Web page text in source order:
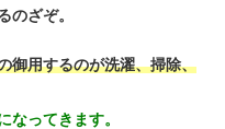
のざぞ。
御用するのが洗濯、掃除、
なってきます。